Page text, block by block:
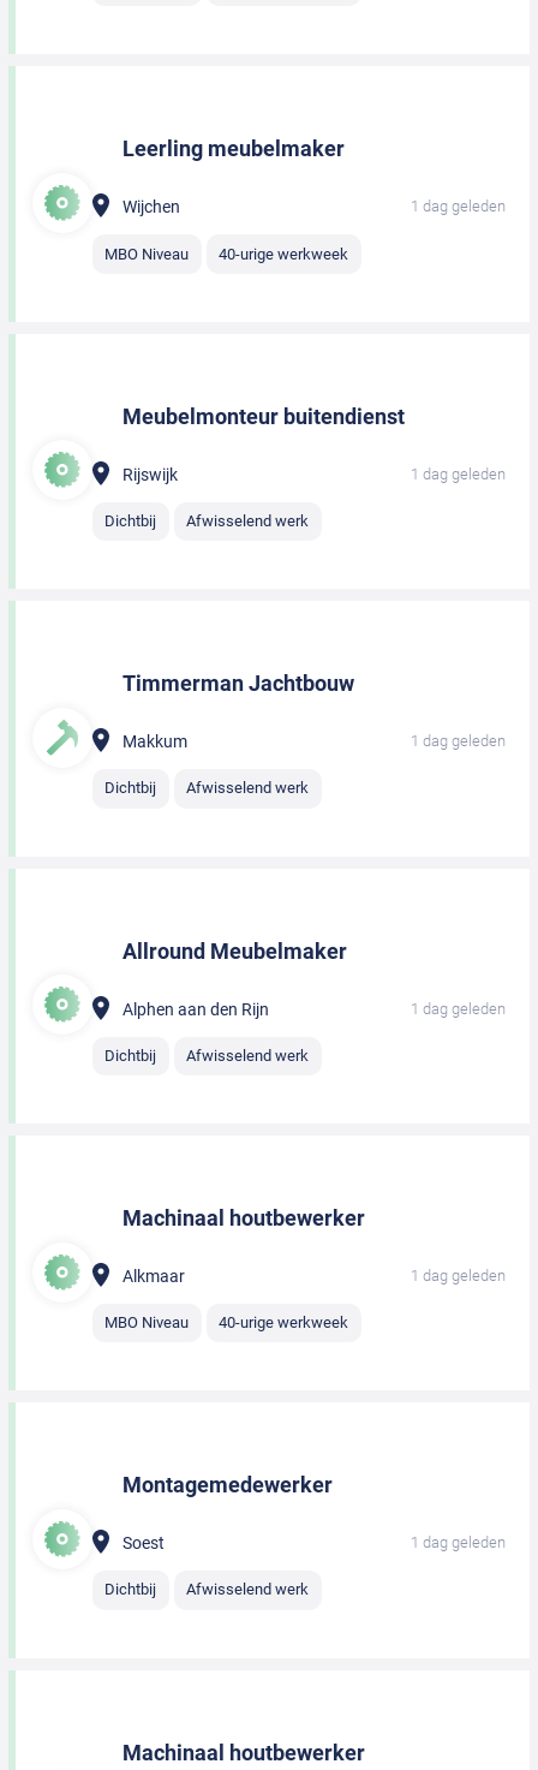
Leerling meubelmaker
Wijchen 1 dag geleden
MBO Niveau 40-urige werkweek
Meubelmonteur buitendienst
Rijswijk 1 dag geleden
Dichtbij Afwisselend werk
Timmerman Jachtbouw
Makkum 1 dag geleden
Dichtbij Afwisselend werk
Allround Meubelmaker
Alphen aan den Rijn 1 dag geleden
Dichtbij Afwisselend werk
Machinaal houtbewerker
Alkmaar 1 dag geleden
MBO Niveau 40-urige werkweek
Montagemedewerker
Soest 1 dag geleden
Dichtbij Afwisselend werk
Machinaal houtbewerker